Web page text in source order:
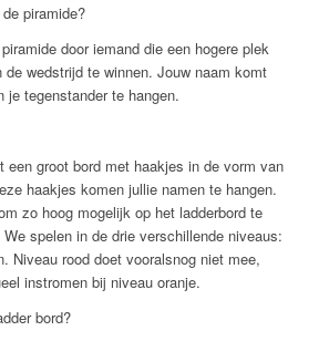
piramide?
door iemand die een hogere plek
de wedstrijd te winnen. Jouw naam komt
je tegenstander te hangen.
een groot bord met haakjes in de vorm van
haakjes komen jullie namen te hangen.
zo hoog mogelijk op het ladderbord te
spelen in de drie verschillende niveaus:
Niveau rood doet vooralsnog niet mee,
instromen bij niveau oranje.
bord?